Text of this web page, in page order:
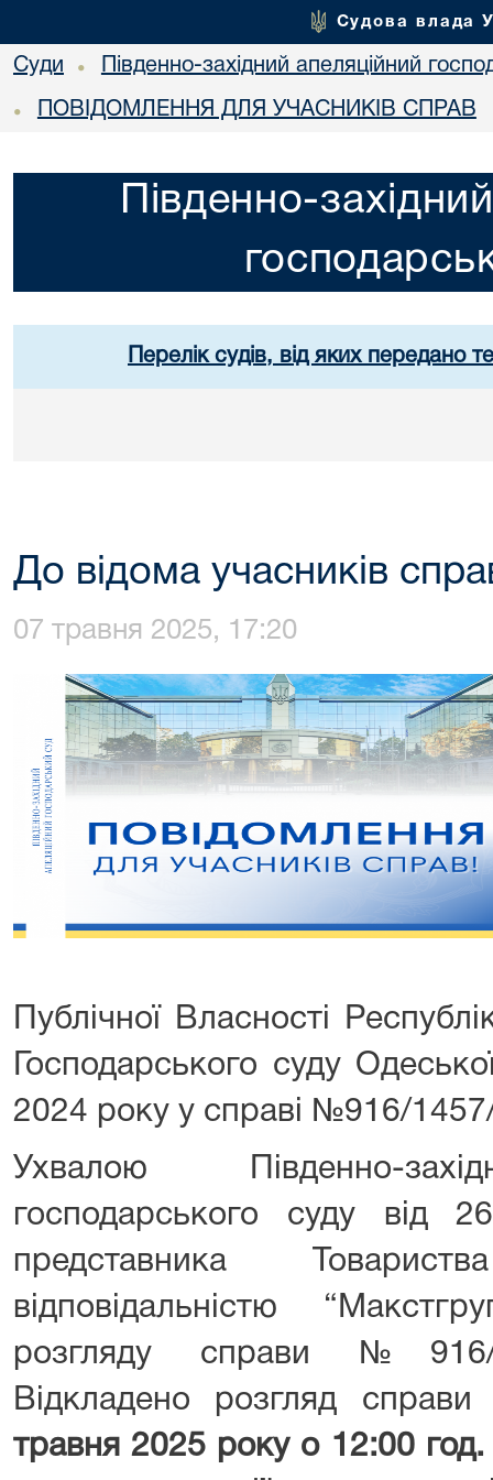
Судова влада
Суди • Південно-західний апеляційний
• ПОВІДОМЛЕННЯ ДЛЯ УЧАСНИКІВ СПРАВ
Південно-
Перелік судів, від яких передано
До відома учасників
07 травня 2025, 17:20
Публічної Власності
Господарського суду
2024 року у справі №916/
Ухвалою Південно-
господарського суду від
представника
відповідальністю
розгляду справи №916/
Відкладено розгляд
травня 2025 року о 12:00